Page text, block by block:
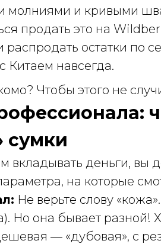
молниями и кривыми
продать это на
распродать остатки по
Китаем навсегда.
Чтобы этого не
сумки
вкладывать деньги, вы
на которые
Не верьте слову
Но она бывает разной!
— «дубовая», с